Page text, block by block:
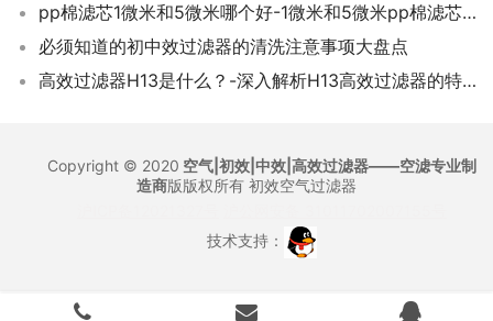
pp棉滤芯1微米和5微米哪个好-1微米和5微米pp棉滤芯的区别
必须知道的初中效过滤器的清洗注意事项大盘点
高效过滤器H13是什么？-深入解析H13高效过滤器的特性
Copyright © 2020 空气|初效|中效|高效过滤器——空滤专业制
造商版版权所有 初效空气过滤器
技术支持：